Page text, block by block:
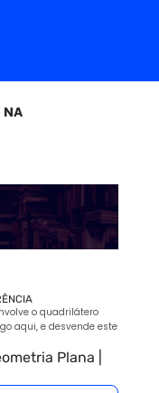
NA
o quadrilátero
aqui, e desvende este
Plana